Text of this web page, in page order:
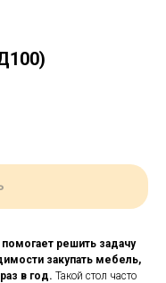
решить задачу
закупать мебель,
в год. Такой стол часто